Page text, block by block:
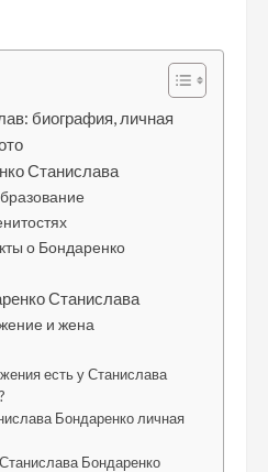
биография, личная
Станислава
о Бондаренко
Станислава
и жена
есть у Станислава
Бондаренко личная
Бондаренко